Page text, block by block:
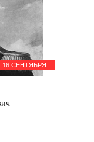
16 СЕНТЯБРЯ